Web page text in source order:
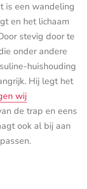
is een wandeling
en het lichaam
stevig door te
onder andere
huishouding
Hij legt het
wij
de trap en eens
ook al bij aan